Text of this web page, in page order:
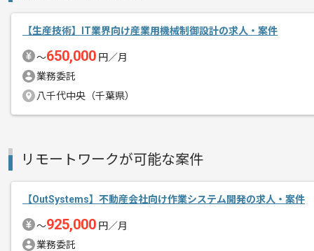
プロジェクトにより深く関わる事が可能
【生産技術】IT業界向け産業用機械制御設計の求人・案件
〜650,000 円／月
業務委託
八千代中央（千葉県）
リモートワークが可能な案件
【OutSystems】不動産会社向け作業システム開発の求人・案件
〜925,000 円／月
業務委託